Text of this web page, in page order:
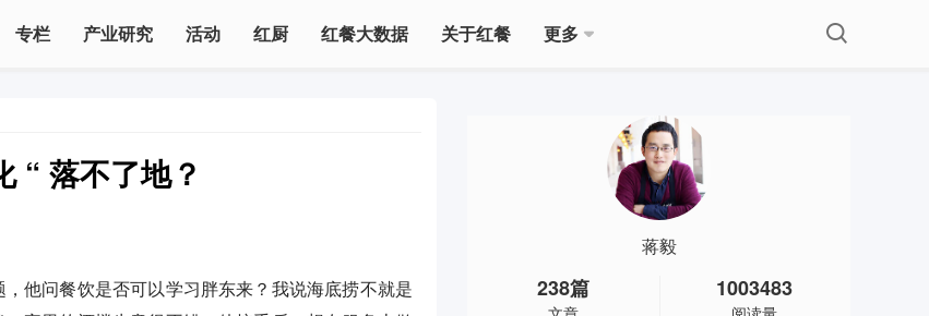
专栏 产业研究 活动 红厨 红餐大数据 关于红餐 更多
“ 落不了地？
他问餐饮是否可以学习胖东来？我说海底捞不就是
蒋毅
238篇 1003483